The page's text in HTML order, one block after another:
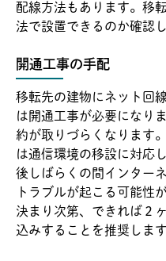
配線方法もあります。移
法で設置できるのか確認
開通工事の手配
移転先の建物にネット回
は開通工事が必要になり
約が取りづらくなります
は通信環境の移設に対応
後しばらくの間インター
トラブルが起こる可能性
決まり次第、できれば２
込みすることを推奨します